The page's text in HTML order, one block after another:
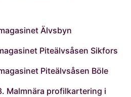
Älvsbyn
Piteälvsåsen Sikfors
Piteälvsåsen Böle
Malmnära profilkartering i